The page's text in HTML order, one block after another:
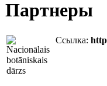
Партнеры
Ссылка: